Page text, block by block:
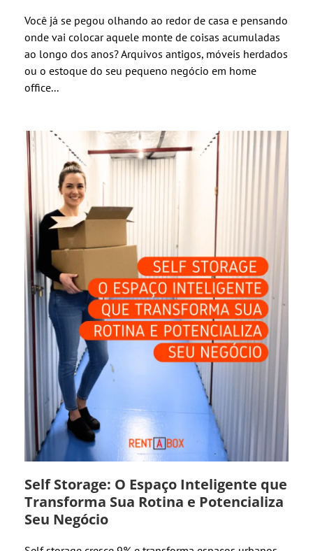
Você já se pegou olhando ao redor de casa e pensando
onde vai colocar aquele monte de coisas acumuladas
ao longo dos anos? Arquivos antigos, móveis herdados
ou o estoque do seu pequeno negócio em home
office...
Self Storage: O Espaço Inteligente que
Transforma Sua Rotina e Potencializa
Seu Negócio